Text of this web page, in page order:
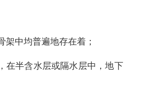
中均普遍地存在着；
在半含水层或隔水层中，地下